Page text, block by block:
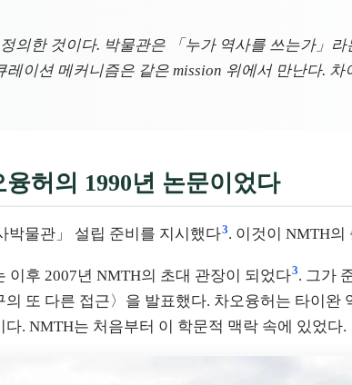
의한 것이다. 박물관은 「누가 역사를 쓰는가」
이션 메커니즘은 같은 mission 위에서 만난다.
허의 1990년 논문이었다
박물관」 설립 준비를 지시했다3. 이것이 NMTH의
이후 2007년 NMTH의 초대 관장이 되었다3. 그가
또 다른 접근〉을 발표했다. 차오융허는 타이완
. NMTH는 처음부터 이 학문적 맥락 속에 있었다.